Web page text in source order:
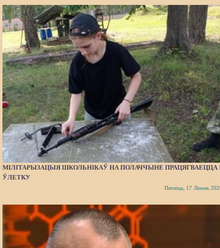
МІЛІТАРЫЗАЦЫЯ ШКОЛЬНІКАЎ НА ПОЛАЧЧЫНЕ ПРАЦЯГВАЕЦЦА
ЎЛЕТКУ
Пятніца, 17 Ліпень